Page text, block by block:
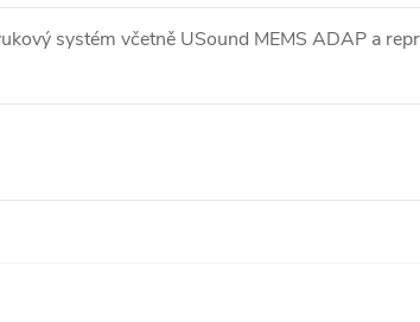
systém včetně USound MEMS ADAP a